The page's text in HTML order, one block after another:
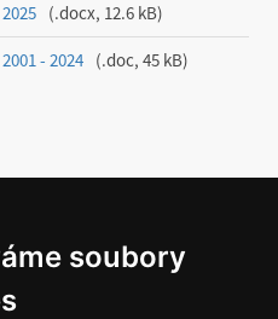
soubory
.docx, 12.6 kB
- 2024 .doc, 45 kB